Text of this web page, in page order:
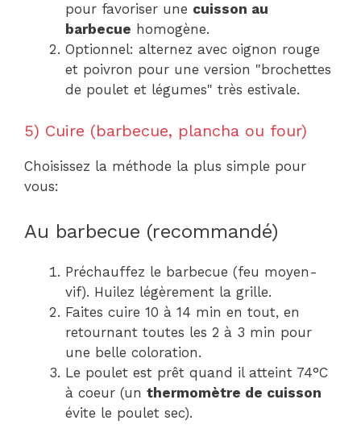
pour favoriser une cuisson au
barbecue homogène.
Optionnel: alternez avec oignon rouge
et poivron pour une version "brochettes
de poulet et légumes" très estivale.
5) Cuire (barbecue, plancha ou four)
Choisissez la méthode la plus simple pour
vous:
Au barbecue (recommandé)
Préchauffez le barbecue (feu moyen-
vif). Huilez légèrement la grille.
Faites cuire 10 à 14 min en tout, en
retournant toutes les 2 à 3 min pour
une belle coloration.
Le poulet est prêt quand il atteint 74°C
à coeur (un thermomètre de cuisson
évite le poulet sec).